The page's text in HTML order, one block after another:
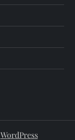
WordPress